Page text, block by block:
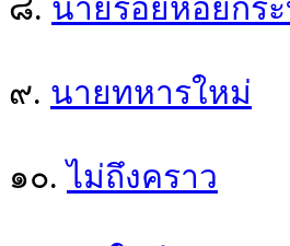
๘. นายร้อยห้อยกร
๙. นายทหารใหม่
๑๐.ไม่ถึงคราว